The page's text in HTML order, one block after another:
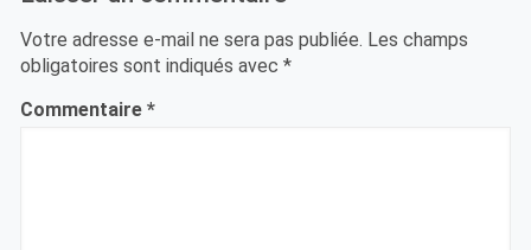
Votre adresse e-mail ne sera pas publiée. Les champs
obligatoires sont indiqués avec *
Commentaire *